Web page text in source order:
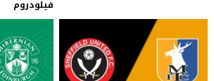
فيلودروم